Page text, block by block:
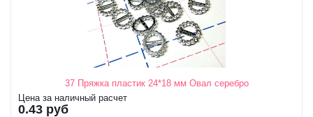
37 Пряжка пластик 24*18 мм Овал серебро
Цена за наличный расчет
0.43 руб